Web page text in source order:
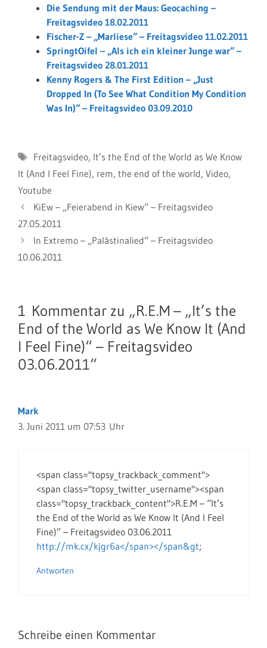
Die Sendung mit der Maus: Geocaching –
Freitagsvideo 18.02.2011
Fischer-Z – „Marliese“ – Freitagsvideo 11.02.2011
SpringtOifel – „Als ich ein kleiner Junge war“ –
Freitagsvideo 28.01.2011
Kenny Rogers & The First Edition – „Just
Dropped In (To See What Condition My Condition
Was In)“ – Freitagsvideo 03.09.2010
Schlagwörter
Freitagsvideo, It’s the End of the World as We Know
It (And I Feel Fine), rem, the end of the world, Video,
Youtube
KiEw – „Feierabend in Kiew“ – Freitagsvideo
27.05.2011
In Extremo – „Palästinalied“ – Freitagsvideo
10.06.2011
1 Kommentar zu „R.E.M – „It’s the
End of the World as We Know It (And
I Feel Fine)“ – Freitagsvideo
03.06.2011“
Mark
3. Juni 2011 um 07:53 Uhr
<span class="topsy_trackback_comment">
<span class="topsy_twitter_username"><span
class="topsy_trackback_content">R.E.M – “It’s
the End of the World as We Know It (And I Feel
Fine)” – Freitagsvideo 03.06.2011
http://mk.cx/kjgr6a</span></span&gt;
Antworten
Schreibe einen Kommentar